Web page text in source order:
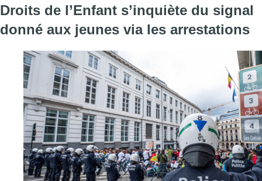
Droits de l’Enfant s’inquiète du signal
donné aux jeunes via les arrestations